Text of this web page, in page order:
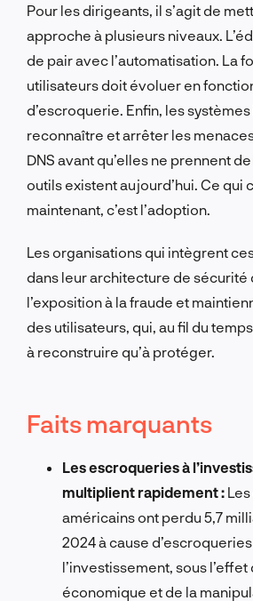
Pour les dirigeants, il s’agit de
approche à plusieurs niveaux.
de pair avec l’automatisation. La
utilisateurs doit évoluer en
d’escroquerie. Enfin, les
reconnaître et arrêter les
DNS avant qu’elles ne prennent
outils existent aujourd’hui. Ce qui
maintenant, c’est l’adoption.
Les organisations qui intègrent
dans leur architecture de sécurité
l’exposition à la fraude et
des utilisateurs, qui, au fil du
à reconstruire qu’à protéger.
Faits marquants
Les escroqueries à
multiplient rapidement :
américains ont perdu 5,7
2024 à cause d’escroqueries
l’investissement, sous
économique et de la